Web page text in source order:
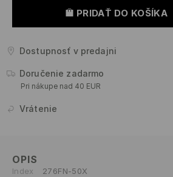
PRIDAŤ DO KOŠÍKA
Dostupnosť v predajni
Doručenie zadarmo
Pri nákupe nad 40 EUR
Vrátenie
OPIS
Index 276FN-50X